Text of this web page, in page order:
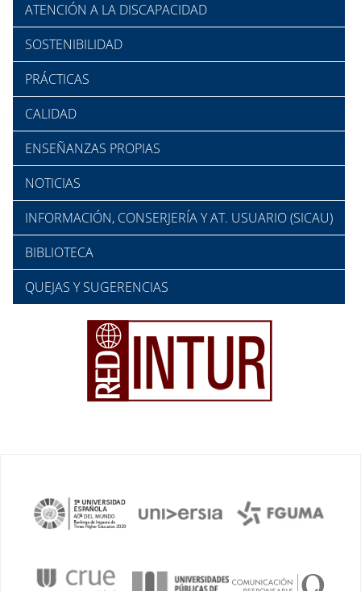
ATENCIÓN A LA DISCAPACIDAD
SOSTENIBILIDAD
PRÁCTICAS
CALIDAD
ENSEÑANZAS PROPIAS
NOTICIAS
INFORMACIÓN, CONSERJERÍA Y AT. USUARIO (SICAU)
BIBLIOTECA
QUEJAS Y SUGERENCIAS